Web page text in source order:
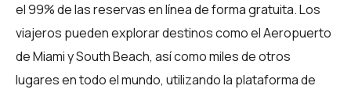
el 99% de las reservas en línea de forma gratuita. Los
viajeros pueden explorar destinos como el Aeropuerto
de Miami y South Beach, así como miles de otros
lugares en todo el mundo, utilizando la plataforma de